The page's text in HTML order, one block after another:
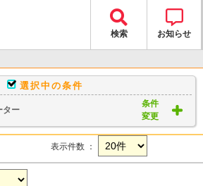
検索 お知らせ
選択中の条件
ター
条件
変更
表示件数 ：